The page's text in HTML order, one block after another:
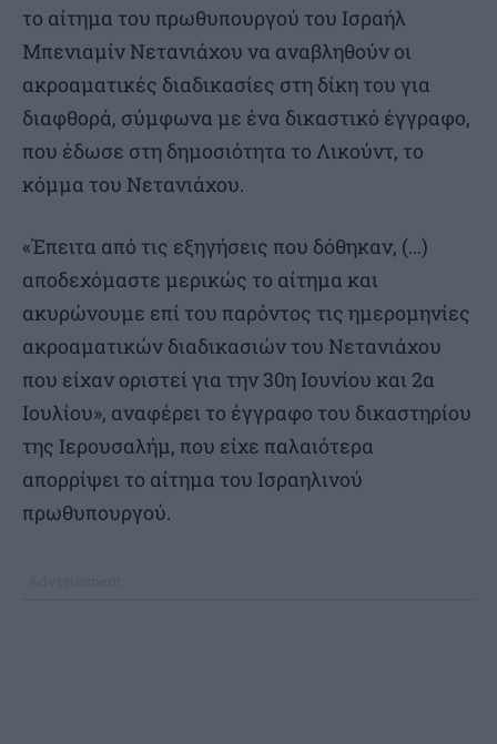
το αίτημα του πρωθυπουργού του Ισραήλ
Μπενιαμίν Νετανιάχου να αναβληθούν οι
ακροαματικές διαδικασίες στη δίκη του για
διαφθορά, σύμφωνα με ένα δικαστικό έγγραφο,
που έδωσε στη δημοσιότητα το Λικούντ, το
κόμμα του Νετανιάχου.
«Έπειτα από τις εξηγήσεις που δόθηκαν, (…)
αποδεχόμαστε μερικώς το αίτημα και
ακυρώνουμε επί του παρόντος τις ημερομηνίες
ακροαματικών διαδικασιών του Νετανιάχου
που είχαν οριστεί για την 30η Ιουνίου και 2α
Ιουλίου», αναφέρει το έγγραφο του δικαστηρίου
της Ιερουσαλήμ, που είχε παλαιότερα
απορρίψει το αίτημα του Ισραηλινού
πρωθυπουργού.